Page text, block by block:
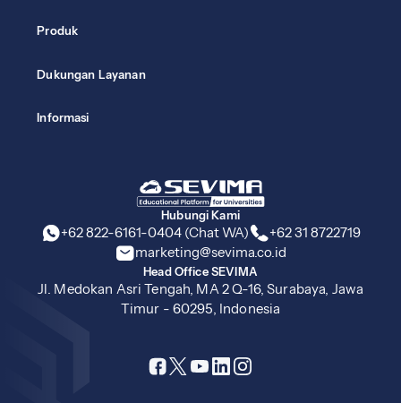
Hubungi Kami
+62 822-6161-0404 (Chat WA)
+62 31 8722719
marketing@sevima.co.id
Head Office SEVIMA
Jl. Medokan Asri Tengah, MA 2 Q-16, Surabaya, Jawa
Timur - 60295, Indonesia
Produk
Dukungan Layanan
Informasi